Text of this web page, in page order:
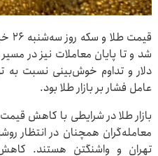
شد و تا پایان معاملات نیز در
دلار و تداوم خوش‌بینی نسبت به
عامل فشار بر بازار طلا بود.
بازار طلا در شرایطی با کاهش
معامله‌گران همچنان در انتظار
تهران و واشنگتن هستند.